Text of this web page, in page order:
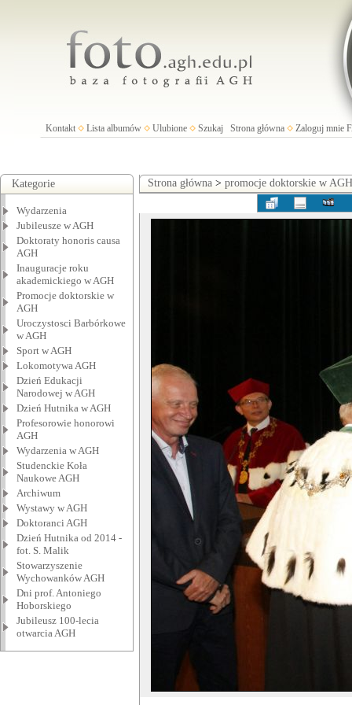
Kontakt Lista albumów Ulubione Szukaj Strona główna Zaloguj mnie
Kategorie
Wydarzenia
Jubileusze w AGH
Doktoraty honoris causa
AGH
Inauguracje roku
akademickiego w AGH
Promocje doktorskie w
AGH
Uroczystosci Barbórkowe
w AGH
Sport w AGH
Lokomotywa AGH
Dzień Edukacji
Narodowej w AGH
Dzień Hutnika w AGH
Profesorowie honorowi
AGH
Wydarzenia w AGH
Studenckie Koła
Naukowe AGH
Archiwum
Wystawy w AGH
Doktoranci AGH
Dzień Hutnika od 2014 -
fot. S. Malik
Stowarzyszenie
Wychowanków AGH
Dni prof. Antoniego
Hoborskiego
Jubileusz 100-lecia
otwarcia AGH
Strona główna > promocje doktorskie w AGH